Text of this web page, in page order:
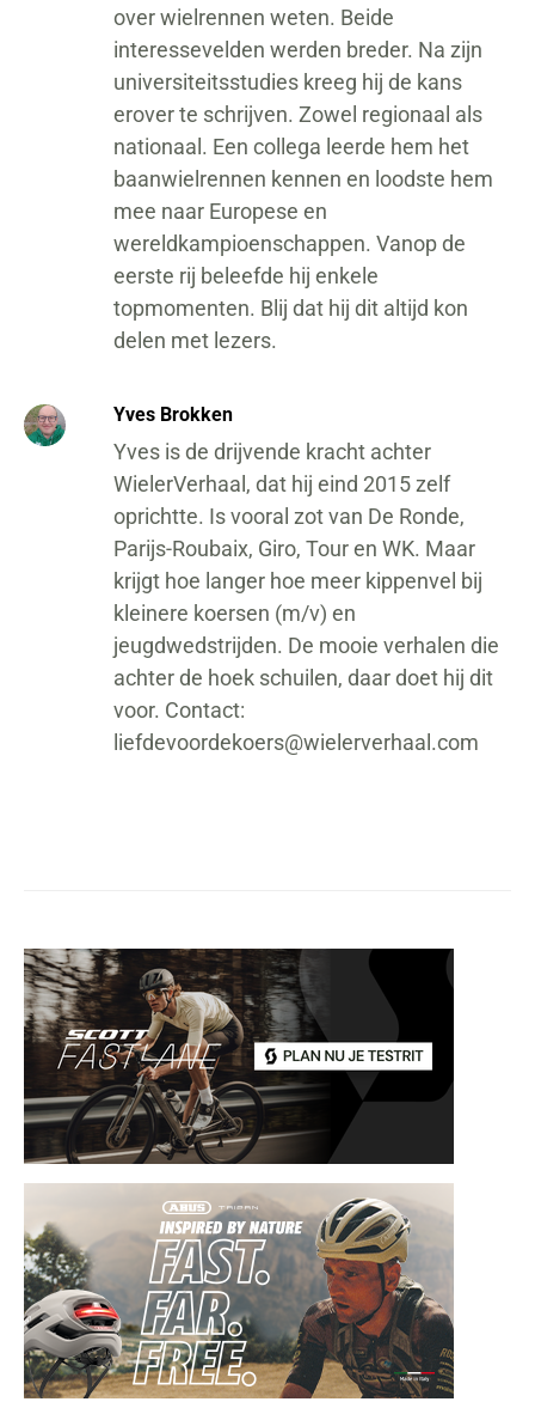
over wielrennen weten. Beide
interessevelden werden breder. Na zijn
universiteitsstudies kreeg hij de kans
erover te schrijven. Zowel regionaal als
nationaal. Een collega leerde hem het
baanwielrennen kennen en loodste hem
mee naar Europese en
wereldkampioenschappen. Vanop de
eerste rij beleefde hij enkele
topmomenten. Blij dat hij dit altijd kon
delen met lezers.
Yves Brokken
Yves is de drijvende kracht achter
WielerVerhaal, dat hij eind 2015 zelf
oprichtte. Is vooral zot van De Ronde,
Parijs-Roubaix, Giro, Tour en WK. Maar
krijgt hoe langer hoe meer kippenvel bij
kleinere koersen (m/v) en
jeugdwedstrijden. De mooie verhalen die
achter de hoek schuilen, daar doet hij dit
voor. Contact:
liefdevoordekoers@wielerverhaal.com